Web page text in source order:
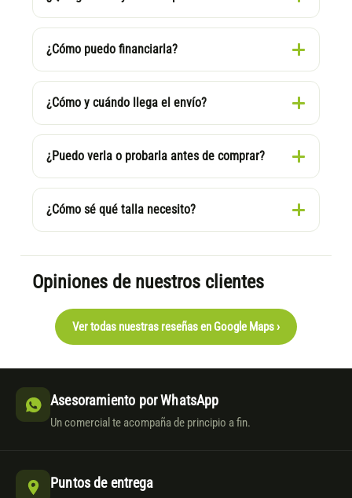
¿Cómo puedo financiarla?
¿Cómo y cuándo llega el envío?
¿Puedo verla o probarla antes de comprar?
¿Cómo sé qué talla necesito?
Opiniones de nuestros clientes
Ver todas nuestras reseñas en Google Maps ›
Asesoramiento por WhatsApp
Un comercial te acompaña de principio a fin.
Puntos de entrega